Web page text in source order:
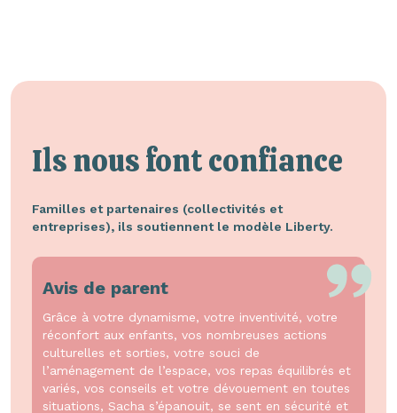
Ils nous font confiance
Familles et partenaires (collectivités et
entreprises), ils soutiennent le modèle Liberty.
Avis de parent
Grâce à votre dynamisme, votre inventivité, votre
réconfort aux enfants, vos nombreuses actions
culturelles et sorties, votre souci de
l’aménagement de l’espace, vos repas équilibrés et
variés, vos conseils et votre dévouement en toutes
situations, Sacha s’épanouit, se sent en sécurité et